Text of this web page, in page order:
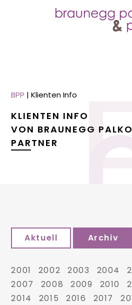
BPP |Klienten Info
KLIENTEN INFO
VON BRAUNEGG
PARTNER
Aktuell Archiv
2001 2002 2003 2004
2007
2008 2009 2010
2014
2015 2016 2017